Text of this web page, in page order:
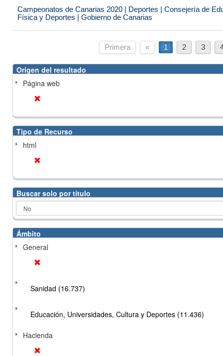
Campeonatos de Canarias 2020 | Deportes | Consejería de
Física y Deportes | Gobierno de Canarias
Primera « 1 2 3
Origen del resultado
Página web
Tipo de Recurso
html
Buscar solo por título
Ámbito
General
Sanidad (16.737)
Educación, Universidades, Cultura y Deportes (11.436)
Hacienda